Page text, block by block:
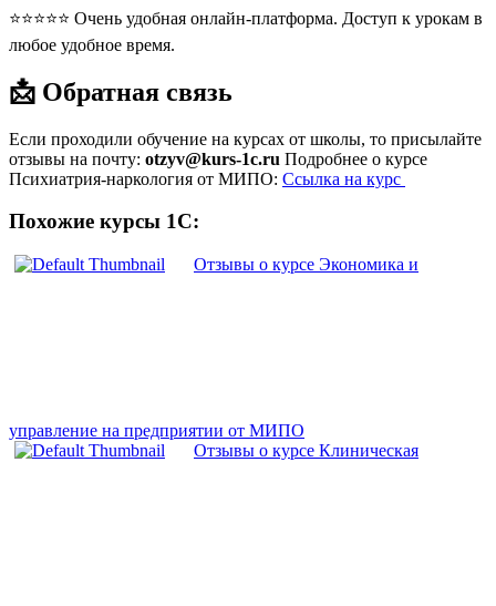
⭐⭐⭐⭐⭐ Очень удобная онлайн-платформа. Доступ к урокам в
любое удобное время.
📩 Обратная связь
Если проходили обучение на курсах от школы, то присылайте
отзывы на почту: otzyv@kurs-1c.ru Подробнее о курсе
Психиатрия-наркология от МИПО: Ссылка на курс
Похожие курсы 1С:
Отзывы о курсе Экономика и
управление на предприятии от МИПО
Отзывы о курсе Клиническая